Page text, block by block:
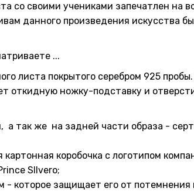
со своими учениками запечатлен на
данного произведения искусства
...
листа покрытого серебром 925
откидную ножку-подставку и
а так же на задней части образа -
коробочка с логотипом
SIlvero;
которое защищает его от потемнения